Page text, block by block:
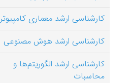
کارشناسی ارشد معماری کامپیوتر
کارشناسی ارشد هوش مصنوعی
کارشناسی ارشد الگوریتم‌ها و
محاسبات